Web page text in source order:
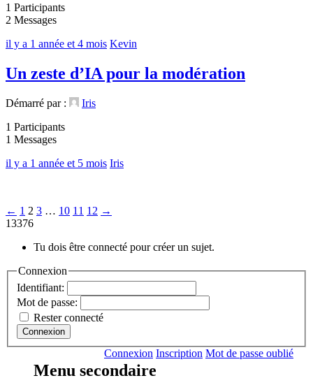
1 Participants
2 Messages
il y a 1 année et 4 mois Kevin
Un zeste d’IA pour la modération
Démarré par :
Iris
1 Participants
1 Messages
il y a 1 année et 5 mois Iris
← 1 2 3 … 10 11 12 →
13376
Tu dois être connecté pour créer un sujet.
Connexion
Identifiant:
Mot de passe:
Rester connecté
Connexion
Connexion Inscription Mot de passe oublié
Menu secondaire